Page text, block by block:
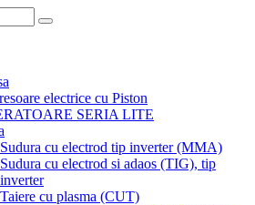
electrice cu Piston
SERIA LITE
Sudura cu electrod tip inverter (MMA)
Sudura cu electrod si adaos (TIG), tip
inverter
Taiere cu plasma (CUT)